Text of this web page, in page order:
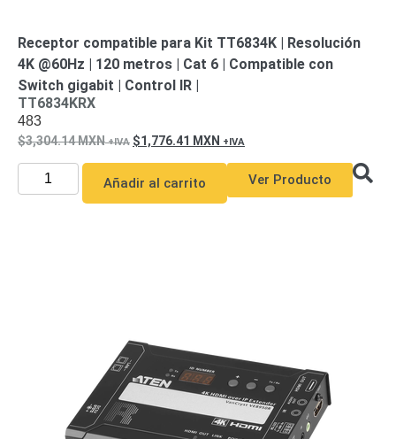
Receptor compatible para Kit TT6834K | Resolución
4K @60Hz | 120 metros | Cat 6 | Compatible con
Switch gigabit | Control IR |
TT6834KRX
483
3,304.14MXN 1,776.41 MXN
Añadir al carrito Ver Producto